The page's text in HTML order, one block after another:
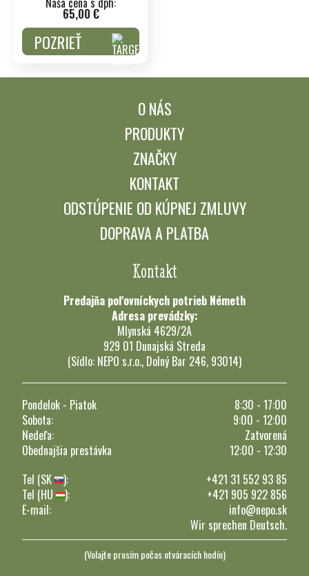
65,00 €
POZRIEŤ
O NÁS
PRODUKTY
ZNAČKY
KONTAKT
ODSTÚPENIE OD KÚPNEJ ZMLUVY
DOPRAVA A PLATBA
Kontakt
Predajňa poľovníckych potrieb Németh
Adresa prevádzky:
Mlynská 4629/2A
929 01 Dunajská Streda
(Sídlo: NEPO s.r.o., Dolný Bar 246, 93014)
Pondelok - Piatok
8:30 - 17:00
Sobota:
9:00 - 12:00
Nedeľa:
Zatvorená
Obednajšia prestávka
12:00 - 12:30
Tel (SK
):
+421 31 552 93 85
Tel (HU
):
+421 905 922 856
E-mail:
info@nepo.sk
Wir sprechen Deutsch.
(Volajte prosím počas otváracích hodín)